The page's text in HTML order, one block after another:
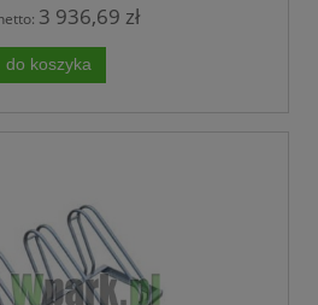
3 936,69 zł
do koszyka